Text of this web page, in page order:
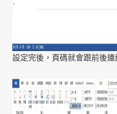
設定完後，頁碼就會跟前後連